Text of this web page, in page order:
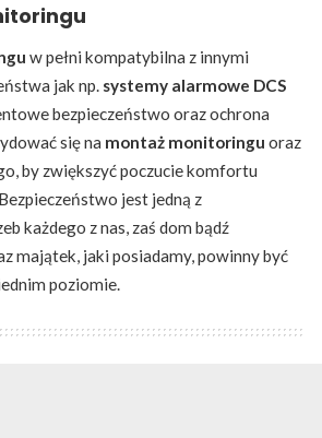
w pełni kompatybilna z innymi
jak np. systemy alarmowe DCS
bezpieczeństwo oraz ochrona
się na montaż monitoringu oraz
by zwiększyć poczucie komfortu
jest jedną z
każdego z nas, zaś dom bądź
majątek, jaki posiadamy, powinny być
poziomie.